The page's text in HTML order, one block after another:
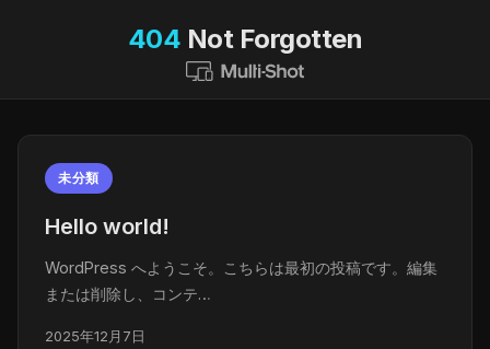
404 Not Forgotten
未分類
Hello world!
WordPress へようこそ。こちらは最初の投稿です。編集
または削除し、コンテ…
2025年12月7日